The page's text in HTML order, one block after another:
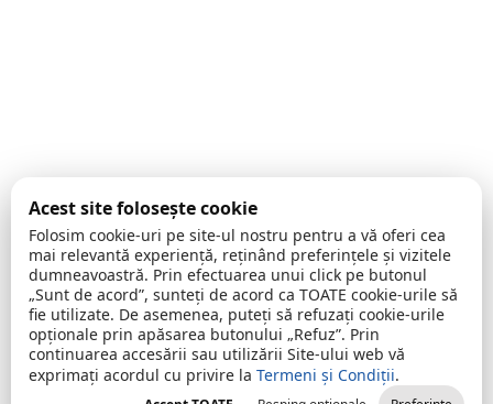
Acest site folosește cookie
Folosim cookie-uri pe site-ul nostru pentru a vă oferi cea
mai relevantă experiență, reținând preferințele și vizitele
dumneavoastră. Prin efectuarea unui click pe butonul
„Sunt de acord”, sunteți de acord ca TOATE cookie-urile să
fie utilizate. De asemenea, puteți să refuzați cookie-urile
opționale prin apăsarea butonului „Refuz”. Prin
continuarea accesării sau utilizării Site-ului web vă
exprimați acordul cu privire la Termeni și Condiții.